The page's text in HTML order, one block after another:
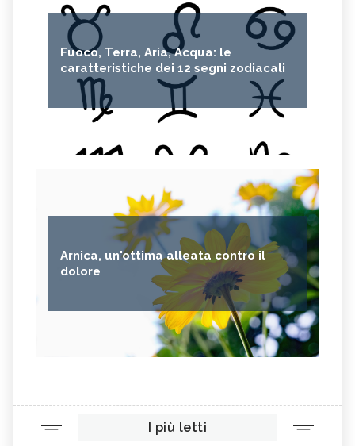
Fuoco, Terra, Aria, Acqua: le
caratteristiche dei 12 segni zodiacali
Arnica, un'ottima alleata contro il
dolore
I più letti